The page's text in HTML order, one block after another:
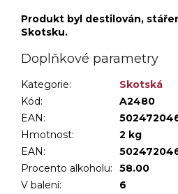
Produkt byl destilován,
Skotsku.
Doplňkové parametry
Kategorie:
Skotská
Kód:
A2480
EAN:
Hmotnost:
2 kg
EAN:
Procento alkoholu:
58.00
V balení:
6